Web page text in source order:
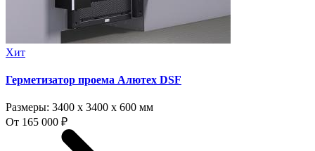
Хит
Герметизатор проема Алютех DSF
Размеры: 3400 x 3400 x 600 мм
От 165 000 ₽